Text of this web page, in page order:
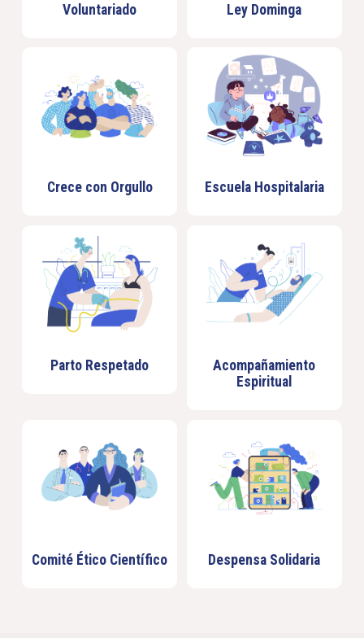
Voluntariado Ley Dominga
Crece con Orgullo Escuela Hospitalaria
Parto Respetado
Acompañamiento
Espiritual
Comité Ético Científico Despensa Solidaria